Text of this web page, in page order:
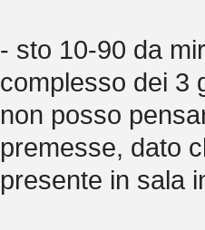
- sto 10-90 da
complesso dei 3
non posso
premesse, dato
presente in sala